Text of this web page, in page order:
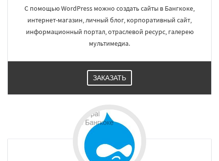
С помощью WordPress можно создать сайты в Бангкоке,
интернет-магазин, личный блог, корпоративный сайт,
информационный портал, отраслевой ресурс, галерею
мультимедиа.
ЗАКАЗАТЬ